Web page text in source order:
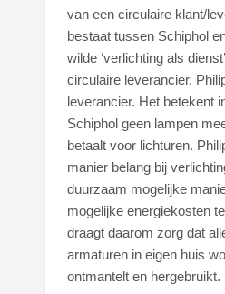
van een circulaire klant/
bestaat tussen Schiphol
wilde ‘verlichting als
circulaire leverancier.
leverancier. Het betekent
Schiphol geen lampen
betaalt voor lichturen.
manier belang bij
duurzaam mogelijke
mogelijke energiekosten
draagt daarom zorg dat
armaturen in eigen huis
ontmantelt en hergebruikt.